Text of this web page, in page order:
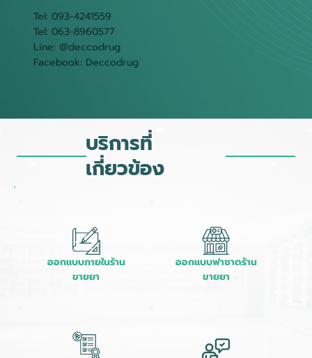
Tel: 093-4241559
Tel: 063-8960577
Line: @deccodrug
Facebook: Deccodrug
บริการที่
เกี่ยวข้อง
ออกแบบภายในร้าน
ขายยา
ออกแบบฟาซาดร้าน
ขายยา